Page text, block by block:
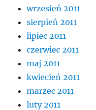
wrzesień 2011
sierpień 2011
lipiec 2011
czerwiec 2011
maj 2011
kwiecień 2011
marzec 2011
luty 2011